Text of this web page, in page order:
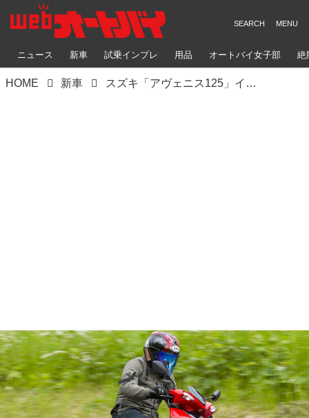
ニュース 新車 試乗インプレ 用品 オートバイ女子部 絶
HOME 新車 スズキ「アヴェニス125」インプレ｜軽快な走りを楽しめる、スポーティなシティコミューター